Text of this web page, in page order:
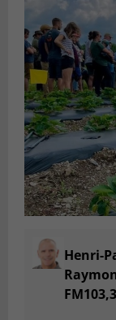
Henri-
FM103,3